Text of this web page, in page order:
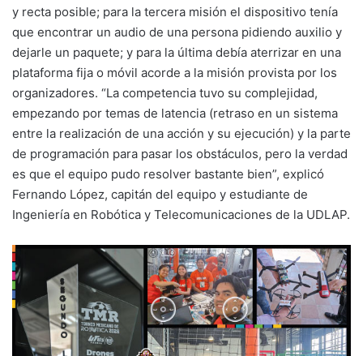
y recta posible; para la tercera misión el dispositivo tenía
que encontrar un audio de una persona pidiendo auxilio y
dejarle un paquete; y para la última debía aterrizar en una
plataforma fija o móvil acorde a la misión provista por los
organizadores. “La competencia tuvo su complejidad,
empezando por temas de latencia (retraso en un sistema
entre la realización de una acción y su ejecución) y la parte
de programación para pasar los obstáculos, pero la verdad
es que el equipo pudo resolver bastante bien”, explicó
Fernando López, capitán del equipo y estudiante de
Ingeniería en Robótica y Telecomunicaciones de la UDLAP.